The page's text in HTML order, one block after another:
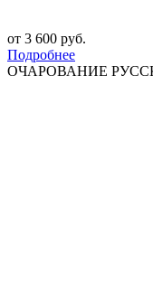
от 3 600 руб.
Подробнее
ОЧАРОВАНИЕ